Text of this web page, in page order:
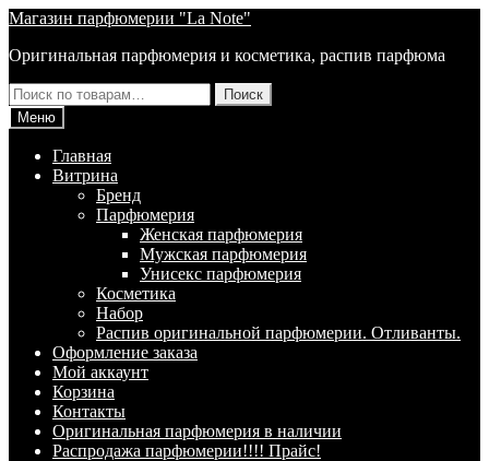
Перейти
навигации
Перейти
содержимому
Магазин парфюмерии "La Note"
Оригинальная парфюмерия и косметика, распив парфюма
Искать:
Поиск
Меню
Главная
Витрина
Брeнд
Парфюмерия
Женская парфюмерия
Мужская парфюмерия
Унисекс парфюмерия
Косметика
Набор
Распив оригинальной парфюмерии. Отливанты.
Оформление заказа
Мой аккаунт
Корзина
Контакты
Оригинальная парфюмерия в наличии
Распродажа парфюмерии!!!! Прайс!